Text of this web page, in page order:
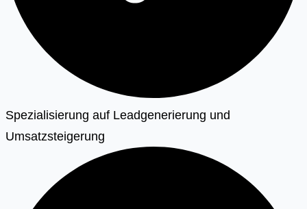
Spezialisierung auf Leadgenerierung und
Umsatzsteigerung